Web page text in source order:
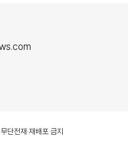
단전재·재배포 금지